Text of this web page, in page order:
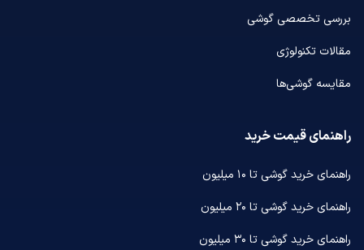
بررسی تخصصی گوشی
مقالات تکنولوژی
مقایسه گوشی‌ها
راهنمای قیمت خرید
راهنمای خرید گوشی تا ۱۰ میلیون
راهنمای خرید گوشی تا ۲۰ میلیون
راهنمای خرید گوشی تا ۳۰ میلیون